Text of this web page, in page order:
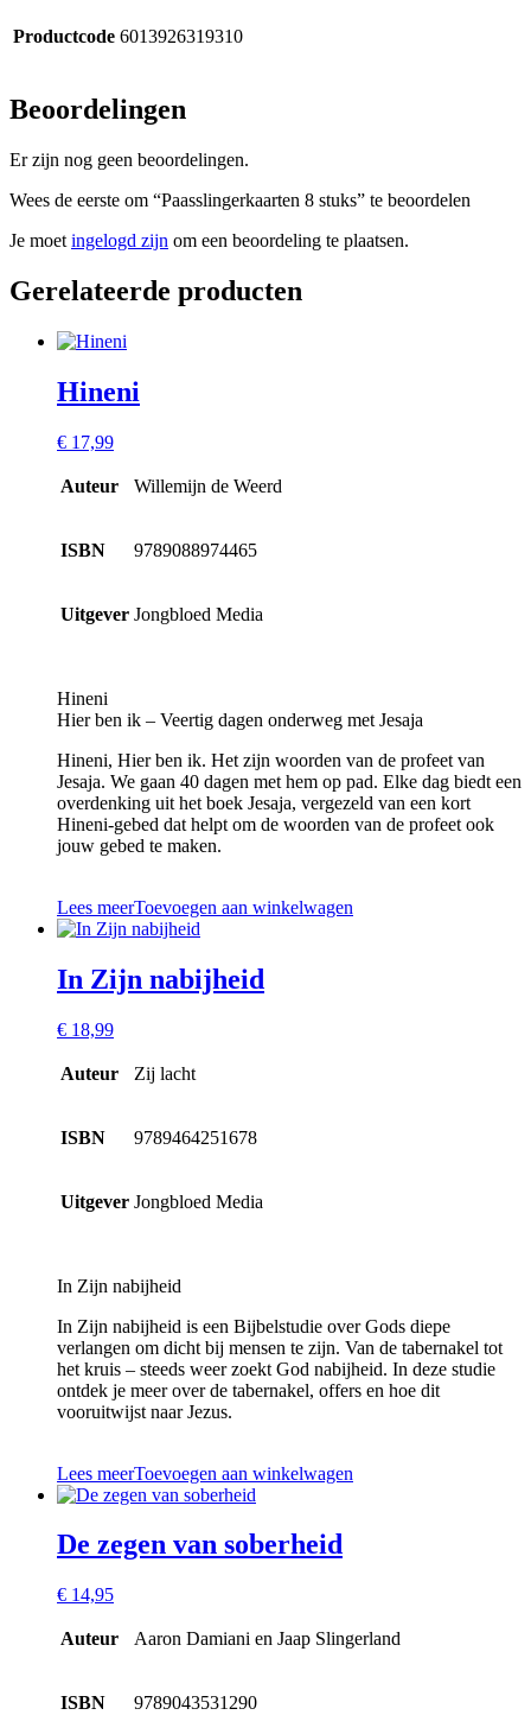
Productcode 6013926319310
Beoordelingen
Er zijn nog geen beoordelingen.
Wees de eerste om “Paasslingerkaarten 8 stuks” te beoordelen
Je moet ingelogd zijn om een beoordeling te plaatsen.
Gerelateerde producten
Hineni
€ 17,99
Auteur Willemijn de Weerd
ISBN 9789088974465
Uitgever Jongbloed Media
Hineni
Hier ben ik – Veertig dagen onderweg met Jesaja
Hineni, Hier ben ik. Het zijn woorden van de profeet van
Jesaja. We gaan 40 dagen met hem op pad. Elke dag biedt een
overdenking uit het boek Jesaja, vergezeld van een kort
Hineni-gebed dat helpt om de woorden van de profeet ook
jouw gebed te maken.
Lees meerToevoegen aan winkelwagen
In Zijn nabijheid
€ 18,99
Auteur Zij lacht
ISBN 9789464251678
Uitgever Jongbloed Media
In Zijn nabijheid
In Zijn nabijheid is een Bijbelstudie over Gods diepe
verlangen om dicht bij mensen te zijn. Van de tabernakel tot
het kruis – steeds weer zoekt God nabijheid. In deze studie
ontdek je meer over de tabernakel, offers en hoe dit
vooruitwijst naar Jezus.
Lees meerToevoegen aan winkelwagen
De zegen van soberheid
€ 14,95
Auteur Aaron Damiani en Jaap Slingerland
ISBN 9789043531290